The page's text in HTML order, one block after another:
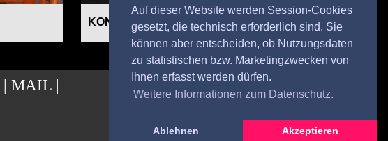
Auf dieser Website werden Session-Cookies
gesetzt, die technisch erforderlich sind. Sie
können aber entscheiden, ob Nutzungsdaten
zu statistischen bzw. Marketingzwecken von
Ihnen erfasst werden dürfen.
Weitere Informationen zum Datenschutz.
Ablehnen Akzeptieren
KONTAKT
| MAIL |